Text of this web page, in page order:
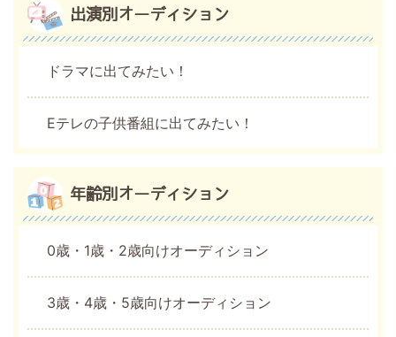
出演別オーディション
ドラマに出てみたい！
Eテレの子供番組に出てみたい！
年齢別オーディション
0歳・1歳・2歳向けオーディション
3歳・4歳・5歳向けオーディション